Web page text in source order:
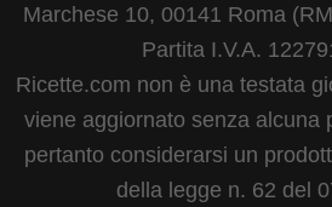
Marchese 10, 00141 Roma
Partita I.V.A.
Ricette.com non è una testata
viene aggiornato senza alcuna
pertanto considerarsi un
della legge n. 62 del